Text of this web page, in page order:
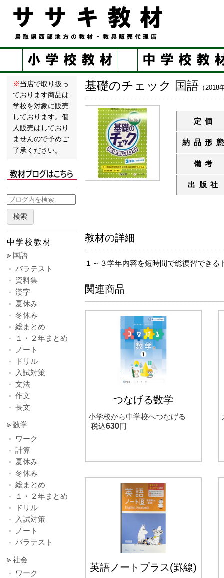
基礎のチェック 国語 （2018
定価
納品形
備考
出版社
教材の詳細
１～３学年内容を短時間で総復習できる
関連商品
つなげる数学
小学校から中学校へつなげる
税込630円
英語ノートプラス(罫線)
※ 当店で取り扱っ
ております商品は
学校を対象に販売
しております。個
人販売はしており
ませんので予めご
了承ください。
検索
中学校教材
国語
バラテスト
資料集
漢字
夏休み
冬休み
総まとめ
１・２年まとめ
ノート
ドリル
入試対策
文法
作文
長文
数学
ワーク
計算
夏休み
冬休み
総まとめ
１・２年まとめ
ドリル
入試対策
ノート
バラテスト
社会
ワーク